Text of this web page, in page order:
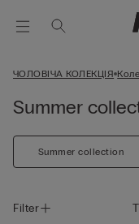
ЧОЛОВІЧА КОЛЕКЦІЯ
Summer
Summer collection
Filter